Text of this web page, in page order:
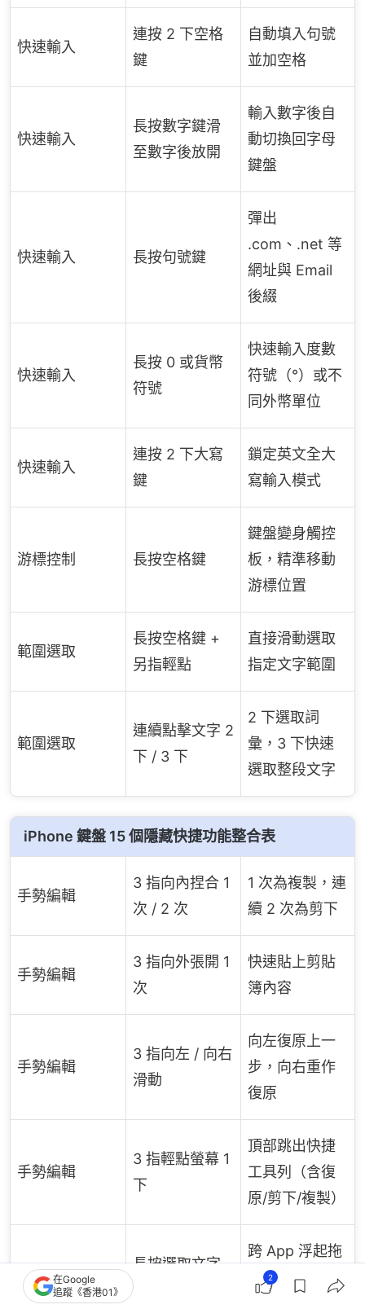
快速輸入
連按 2 下空格
鍵
自動填入句號
並加空格
快速輸入
長按數字鍵滑
至數字後放開
輸入數字後自
動切換回字母
鍵盤
快速輸入 長按句號鍵
彈出
.com、.net 等
網址與 Email
後綴
快速輸入
長按 0 或貨幣
符號
快速輸入度數
符號（°）或不
同外幣單位
快速輸入
連按 2 下大寫
鍵
鎖定英文全大
寫輸入模式
游標控制 長按空格鍵
鍵盤變身觸控
板，精準移動
游標位置
範圍選取
長按空格鍵 +
另指輕點
直接滑動選取
指定文字範圍
範圍選取
連續點擊文字 2
下 / 3 下
2 下選取詞
彙，3 下快速
選取整段文字
iPhone 鍵盤 15 個隱藏快捷功能整合表
手勢編輯
3 指向內捏合 1
次 / 2 次
1 次為複製，連
續 2 次為剪下
手勢編輯
3 指向外張開 1
次
快速貼上剪貼
簿內容
手勢編輯
3 指向左 / 向右
滑動
向左復原上一
步，向右重作
復原
手勢編輯
3 指輕點螢幕 1
下
頂部跳出快捷
工具列（含復
原/剪下/複製）
快捷工具
長按選取文字
直接拖曳
跨 App 浮起拖
曳貼上（原文
在Google
追蹤《香港01》
2